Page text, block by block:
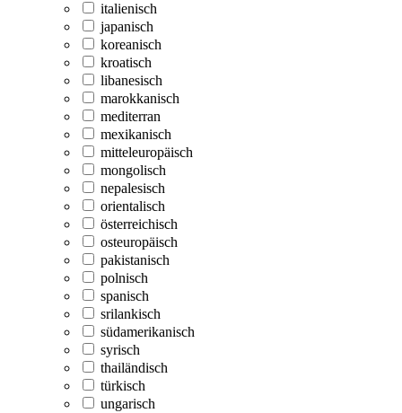
italienisch
japanisch
koreanisch
kroatisch
libanesisch
marokkanisch
mediterran
mexikanisch
mitteleuropäisch
mongolisch
nepalesisch
orientalisch
österreichisch
osteuropäisch
pakistanisch
polnisch
spanisch
srilankisch
südamerikanisch
syrisch
thailändisch
türkisch
ungarisch